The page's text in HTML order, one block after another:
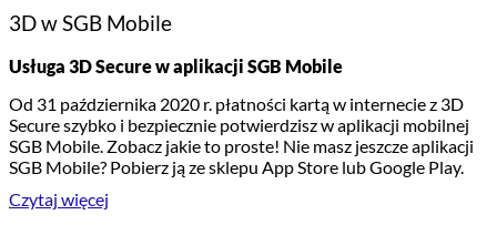
3D w SGB Mobile
Usługa 3D Secure w aplikacji SGB Mobile
Od 31 października 2020 r. płatności kartą w internecie z 3D
Secure szybko i bezpiecznie potwierdzisz w aplikacji mobilnej
SGB Mobile. Zobacz jakie to proste! Nie masz jeszcze aplikacji
SGB Mobile? Pobierz ją ze sklepu App Store lub Google Play.
Czytaj więcej